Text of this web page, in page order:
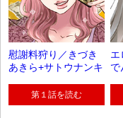
慰謝料狩り／きづき
あきら+サトウナンキ
第１話を読む
エ
で